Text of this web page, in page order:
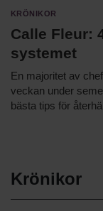
Krönikor
Calle Fleur:
systemet
En majoritet av
veckan under
bästa tips för
Krönikor